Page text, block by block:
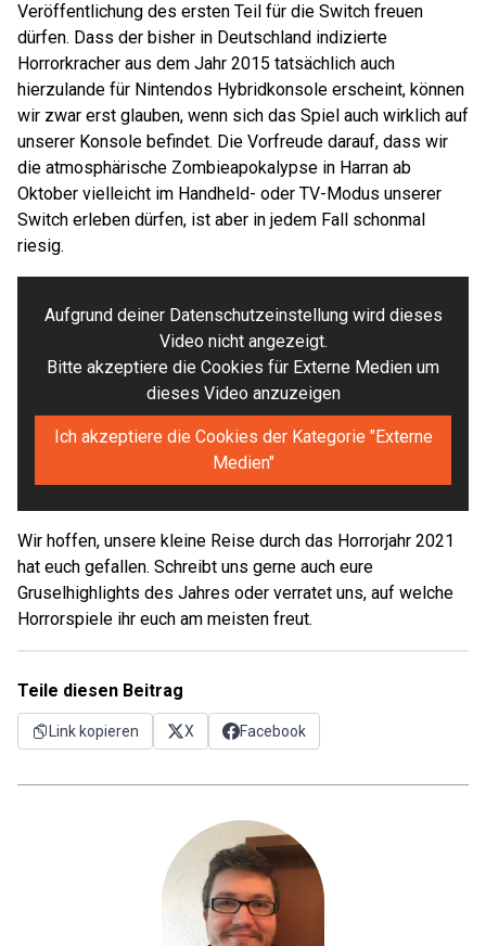
Veröffentlichung des ersten Teil für die Switch freuen
dürfen. Dass der bisher in Deutschland indizierte
Horrorkracher aus dem Jahr 2015 tatsächlich auch
hierzulande für Nintendos Hybridkonsole erscheint, können
wir zwar erst glauben, wenn sich das Spiel auch wirklich auf
unserer Konsole befindet. Die Vorfreude darauf, dass wir
die atmosphärische Zombieapokalypse in Harran ab
Oktober vielleicht im Handheld- oder TV-Modus unserer
Switch erleben dürfen, ist aber in jedem Fall schonmal
riesig.
Aufgrund deiner Datenschutzeinstellung wird dieses
Video nicht angezeigt.
Bitte akzeptiere die Cookies für Externe Medien um
dieses Video anzuzeigen
Ich akzeptiere die Cookies der Kategorie "Externe
Medien"
Wir hoffen, unsere kleine Reise durch das Horrorjahr 2021
hat euch gefallen. Schreibt uns gerne auch eure
Gruselhighlights des Jahres oder verratet uns, auf welche
Horrorspiele ihr euch am meisten freut.
Teile diesen Beitrag
Link kopieren X Facebook